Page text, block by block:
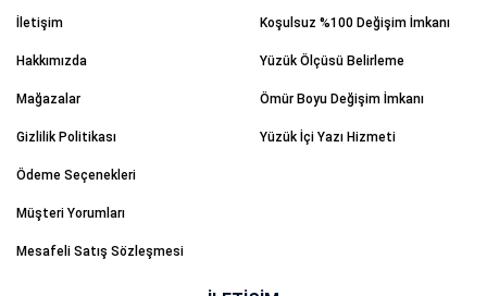
İletişim
Hakkımızda
Mağazalar
Gizlilik Politikası
Ödeme Seçenekleri
Müşteri Yorumları
Mesafeli Satış Sözleşmesi
Koşulsuz %100 Değişim İmkanı
Yüzük Ölçüsü Belirleme
Ömür Boyu Değişim İmkanı
Yüzük İçi Yazı Hizmeti